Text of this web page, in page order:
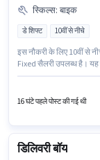
स्किल्स: बाइक
डे शिफ्ट 10वीं से नीचे
इस नौकरी के लिए 10वीं से
Fixed सैलरी उपलब्ध है। यह
चाहिए।
16 घंटे पहले पोस्ट की गई थी
डिलिवरी बॉय